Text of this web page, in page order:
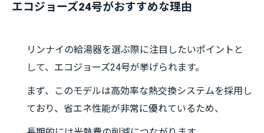
エコジョーズ24号がおすすめな理由
リンナイの給湯器を選ぶ際に注目したいポイントと
して、エコジョーズ24号が挙げられます。
まず、このモデルは高効率な熱交換システムを採用し
ており、省エネ性能が非常に優れているため、